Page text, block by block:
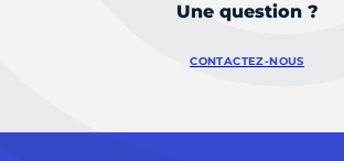
Une question ?
CONTACTEZ-NOUS